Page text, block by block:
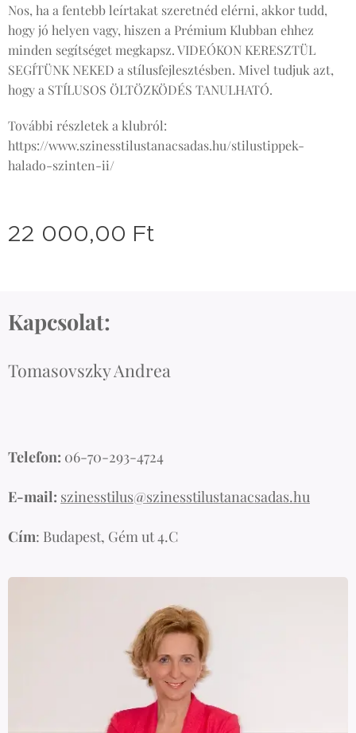
Nos, ha a fentebb leírtakat szeretnéd elérni, akkor tudd,
hogy jó helyen vagy, hiszen a Prémium Klubban ehhez
minden segítséget megkapsz. VIDEÓKON KERESZTÜL
SEGÍTÜNK NEKED a stílusfejlesztésben. Mivel tudjuk azt,
hogy a STÍLUSOS ÖLTÖZKÖDÉS TANULHATÓ.
További részletek a klubról:
https://www.szinesstilustanacsadas.hu/stilustippek-
halado-szinten-ii/
22 000,00 Ft
Kapcsolat:
Tomasovszky Andrea
Telefon: 06-70-293-4724
E-mail: szinesstilus@szinesstilustanacsadas.hu
Cím: Budapest, Gém ut 4.C